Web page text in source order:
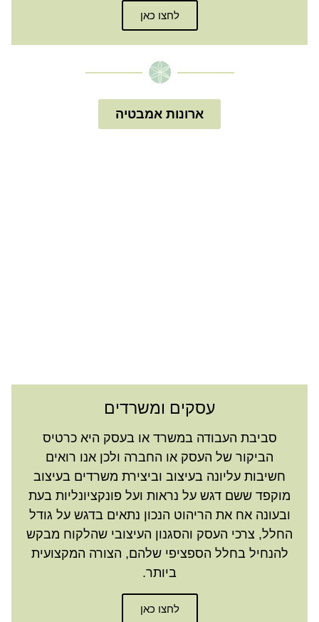
לחצו כאן
ארונות אמבטיה
עסקים ומשרדים
סביבת העבודה במשרד או בעסק היא כרטיס
הביקור של העסק או החברה ולכן אנו רואים
חשיבות עליונה בעיצוב וביצירת משרדים בעיצוב
מוקפד ששם דגש על נראות ועל פונקציונליות בעת
ובעונה אח את הריהוט הנכון נתאים בדגש על גודל
החלל, צרכי העסק והסגנון העיצובי שהלקוח מבקש
להנחיל בחלל הספציפי שלהם, הצורה המקצועית
ביותר.
לחצו כאן